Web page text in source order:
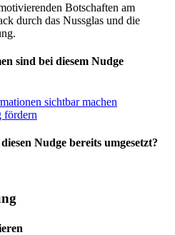
Botschaften am
durch das Nussglas und die
sind bei diesem Nudge
sichtbar machen
fördern
Nudge bereits umgesetzt?